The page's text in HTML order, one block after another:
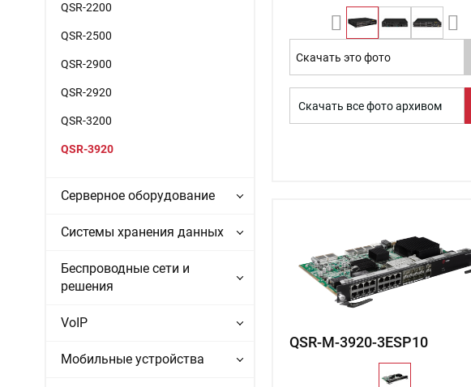
QSR-2200
QSR-2500
QSR-2900
QSR-2920
QSR-3200
QSR-3920
Серверное оборудование
Системы хранения данных
Беспроводные сети и
решения
VoIP
Мобильные устройства
Скачать это фото
Скачать все фото архивом
QSR-M-3920-3ESP10